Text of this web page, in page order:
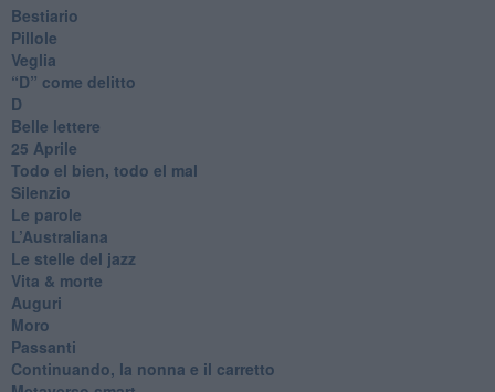
Bestiario
Pillole
Veglia
​“D” come delitto
D
Belle lettere
25 Aprile
Todo el bien, todo el mal
Silenzio
Le parole
​L’Australiana
Le stelle del jazz
Vita & morte
Auguri
Moro
Passanti
Continuando, la nonna e il carretto